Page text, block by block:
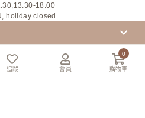
18:00
holiday closed
追蹤 會員
0
購物車